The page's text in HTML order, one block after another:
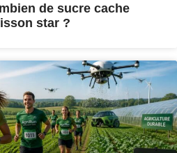
de sucre cache
star ?